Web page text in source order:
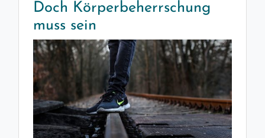
Doch Körperbeherrschung
muss sein